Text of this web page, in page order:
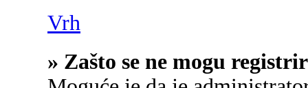
Vrh
» Zašto se ne mogu